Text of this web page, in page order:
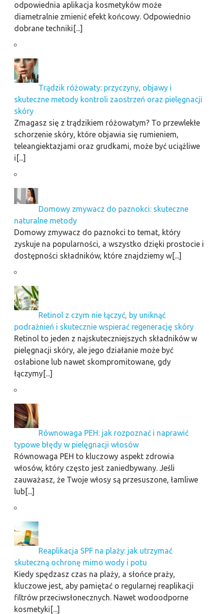
odpowiednia aplikacja kosmetyków może
diametralnie zmienić efekt końcowy. Odpowiednio
dobrane techniki[...]
Trądzik różowaty: przyczyny, objawy i
skuteczne metody kontroli zaostrzeń oraz pielęgnacji
skóry
Zmagasz się z trądzikiem różowatym? To przewlekłe
schorzenie skóry, które objawia się rumieniem,
teleangiektazjami oraz grudkami, może być uciążliwe
i[...]
Domowy zmywacz do paznokci: skuteczne
naturalne metody
Domowy zmywacz do paznokci to temat, który
zyskuje na popularności, a wszystko dzięki prostocie i
dostępności składników, które znajdziemy w[...]
Retinol z czym nie łączyć, by uniknąć
podrażnień i skutecznie wspierać regenerację skóry
Retinol to jeden z najskuteczniejszych składników w
pielęgnacji skóry, ale jego działanie może być
osłabione lub nawet skompromitowane, gdy
łączymy[...]
Równowaga PEH: jak rozpoznać i naprawić
typowe błędy w pielęgnacji włosów
Równowaga PEH to kluczowy aspekt zdrowia
włosów, który często jest zaniedbywany. Jeśli
zauważasz, że Twoje włosy są przesuszone, łamliwe
lub[...]
Reaplikacja SPF na plaży: jak utrzymać
skuteczną ochronę mimo wody i potu
Kiedy spędzasz czas na plaży, a słońce praży,
kluczowe jest, aby pamiętać o regularnej reaplikacji
filtrów przeciwsłonecznych. Nawet wodoodporne
kosmetyki[...]